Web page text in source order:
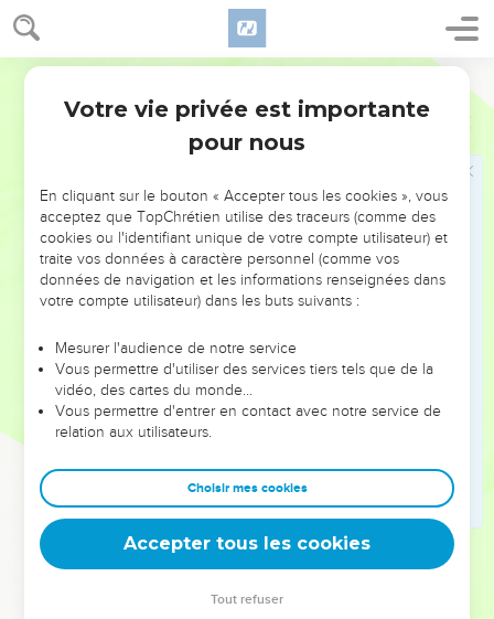
18
et, après l'avoir battu de verges, on le fera mourir ; et le
troisième jour il ressuscitera.
Mais ils ne comprirent rien à cela ; c'était pour eux un
langage caché, des paroles dont ils ne saisissaient pas le
Comme Jésus approchait de Jéricho, un aveugle était
assis au bord du chemin, et mendiait.
Entendant la foule passer, il demanda ce que c'était.
On lui dit : C'est Jésus de Nazareth qui passe.
Et il cria : Jésus, Fils de David, aie pitié de moi !
Ceux qui marchaient devant le reprenaient, pour le faire
taire ; mais il criait beaucoup plus fort : Fils de David, aie pitié
de moi !
Jésus, s'étant arrêté, ordonna qu'on le lui amène ; et,
quand il se fut approché,
il lui demanda : Que veux-tu que je te fasse ? Il répondit :
Seigneur, que je recouvre la vue.
Votre vie privée est importante
pour nous
En cliquant sur le bouton « Accepter tous les cookies », vous
acceptez que TopChrétien utilise des traceurs (comme des
cookies ou l'identifiant unique de votre compte utilisateur) et
traite vos données à caractère personnel (comme vos
données de navigation et les informations renseignées dans
votre compte utilisateur) dans les buts suivants :
Mesurer l'audience de notre service
Vous permettre d'utiliser des services tiers tels que de la
vidéo, des cartes du monde…
Vous permettre d'entrer en contact avec notre service de
relation aux utilisateurs.
Choisir mes cookies
Accepter tous les cookies
Tout refuser